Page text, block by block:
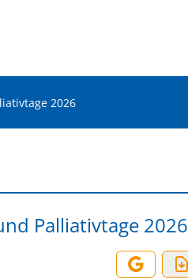
2026
Palliativtage 2026